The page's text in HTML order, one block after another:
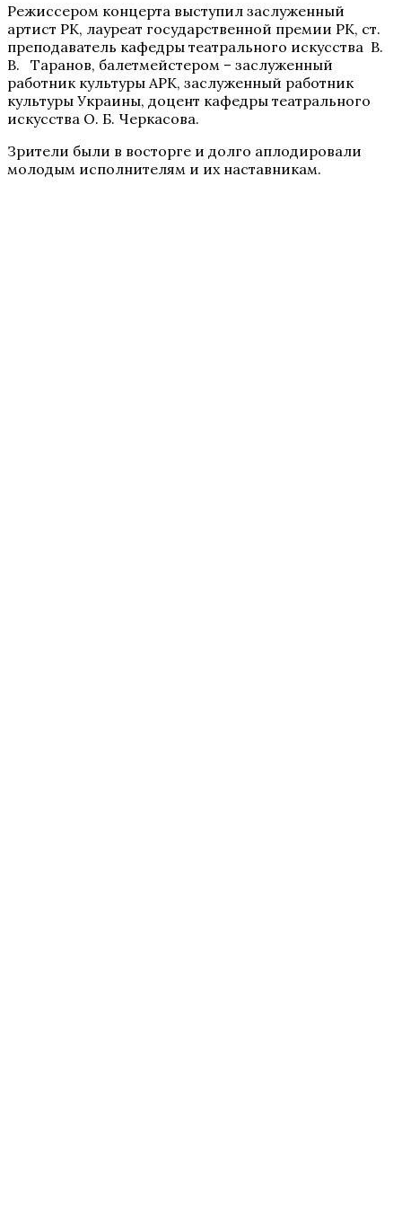
Режиссером концерта выступил заслуженный
артист РК, лауреат государственной премии РК, ст.
преподаватель кафедры театрального искусства В.
В. Таранов, балетмейстером – заслуженный
работник культуры АРК, заслуженный работник
культуры Украины, доцент кафедры театрального
искусства О. Б. Черкасова.
Зрители были в восторге и долго аплодировали
молодым исполнителям и их наставникам.